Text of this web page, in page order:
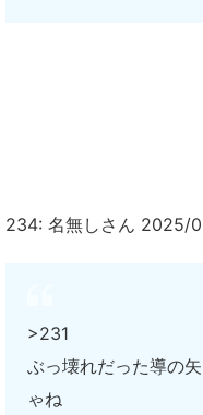
234: 名無しさん 2025/
>231
ぶっ壊れだった導の
ゃね